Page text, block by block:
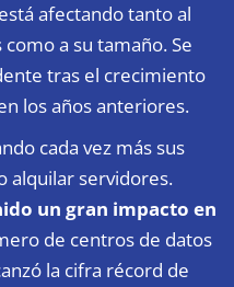
afectando tanto al
a su tamaño. Se
tras el crecimiento
los años anteriores.
cada vez más sus
alquilar servidores.
un gran impacto en
de centros de datos
la cifra récord de